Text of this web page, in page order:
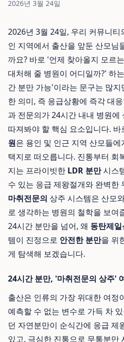
2026년 3월 24일
2026년 3월 24일, 우리 커뮤니티
인 지역에서 출산을 앞둔 산모님
까요? 바로 '언제 찾아올지 모르
대처해 줄 병원이 어디일까?' 하
간 분만 가능'이라는 문구는 많
한 의미, 즉 응급상황에 즉각 대
과 전문의가 24시간 내내 병원에
따져봐야 할 핵심 요소입니다. 바
원은 용인 및 인근 지역 산모들
택지로 떠오릅니다. 진통부터 회
지는 프라이빗한 LDR 분만시스
수 있는 응급 제왕절개와 완벽한
마취전문의 상주 시스템은 산모
로 생각하는 병원의 철학을 보여
24시간 분만을 넘어, 왜 동탄제
템이 진정으로 안전한 분만을 위
게 탐색해 보겠습니다.
24시간 분만, '마취전문의 상주'
출산은 인류의 가장 위대한 여정
예측할 수 없는 변수로 가득 차
던 자연분만이 순식간에 응급 제
있고, 극심한 진통으로 무통분만